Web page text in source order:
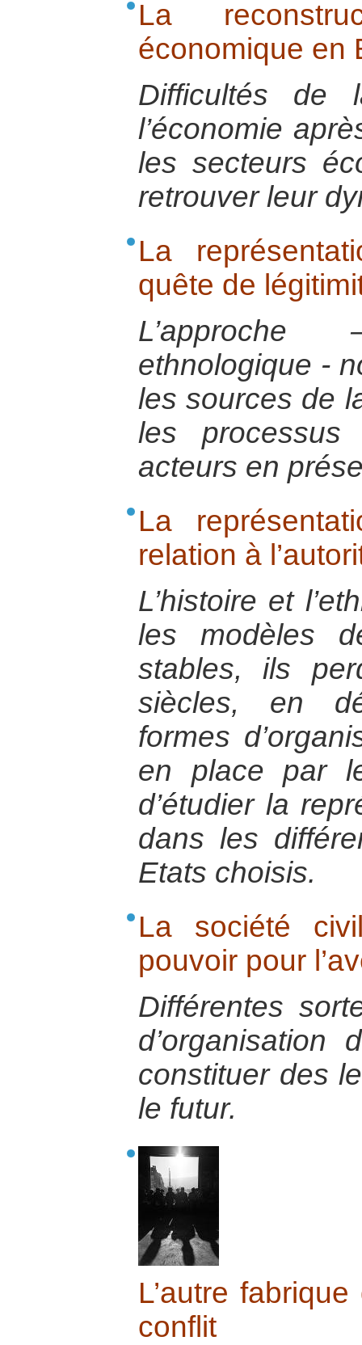
La
économique en
Difficultés de
l’économie
les secteurs
retrouver leur
La
quête de
ethnologique -
les sources de
les processus
acteurs en
La
relation à
L’histoire et
les modèles
stables, ils
siècles, en
formes
en place par
d’étudier la
dans les
Etats choisis.
La société
pouvoir pour
Différentes
d’organisation
constituer des
le futur.
L’autre
conflit